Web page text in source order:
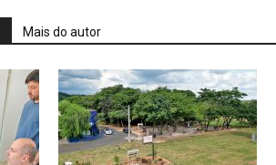
Mais do autor